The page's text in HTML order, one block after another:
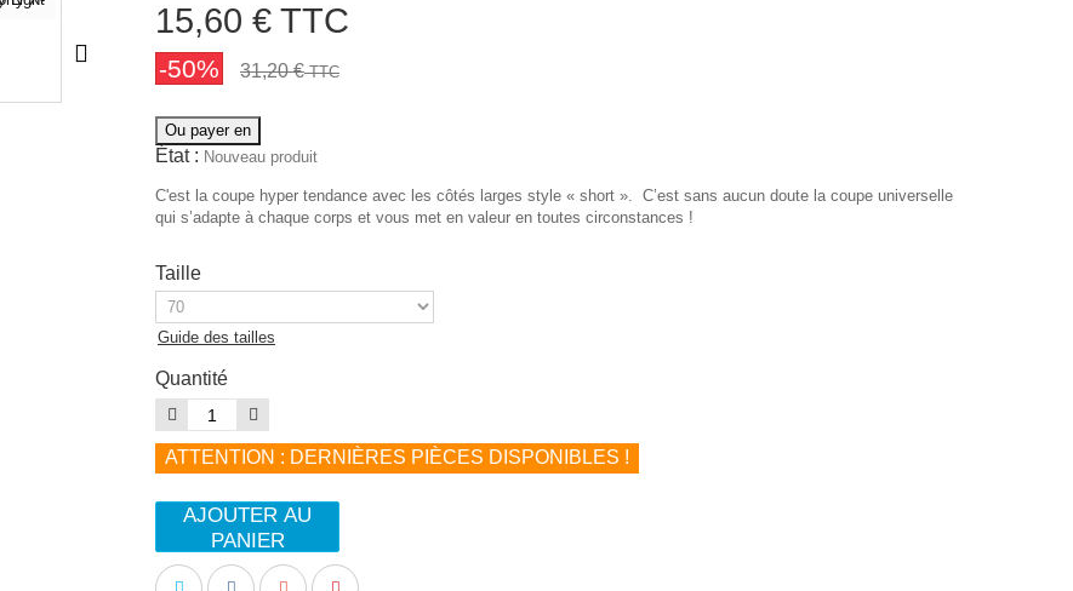
15,60 € TTC
-50% 31,20 €TTC
Ou payer en
État : Nouveau produit
C'est la coupe hyper tendance avec les côtés larges style « short ». C’est sans aucun doute la coupe universelle
qui s’adapte à chaque corps et vous met en valeur en toutes circonstances !
Taille
Guide des tailles
Quantité
ATTENTION : DERNIÈRES PIÈCES DISPONIBLES !
AJOUTER AU
PANIER